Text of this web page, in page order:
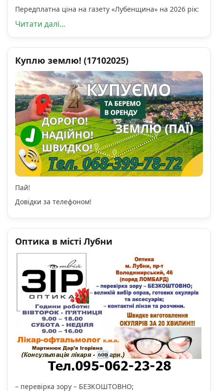
Передплатна ціна на газету «Лубенщина» на 2026 рік:
Читати далі...
Куплю землю! (17102025)
Пай!
Довідки за телефоном!
Оптика в місті Лубни
– перевірка зору – БЕЗКОШТОВНО;